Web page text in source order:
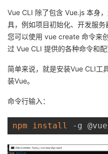
注
开
发
者
学
堂
我
的
Programs
我
的
支
持
我
的
我
Vue CLI 除了包含 Vue.js 本身
具，例如项目初始化、开发服务
您可以使用 vue create 命令来
过 Vue CLI 提供的各种命令和配
简单来说，就是安装Vue CLI工
装Vue。
命令行输入：
npm install -g